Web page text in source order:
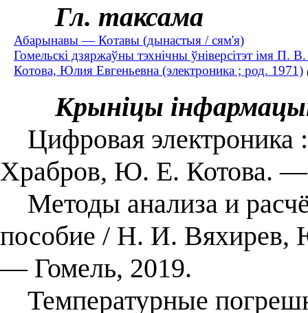
Гл. таксама
Абарынавы — Котавы (дынастыя / сям'я)
Гомельскі дзяржаўны тэхнічны ўніверсітэт імя П.
Котова, Юлия Евгеньевна (электроника ; род. 1971)
Крыніцы
Цифровая электроника
Храбров, Ю. Е. Котова. —
Методы анализа и
пособие / Н. И. Вяхирев,
— Гомель, 2019.
Температурные